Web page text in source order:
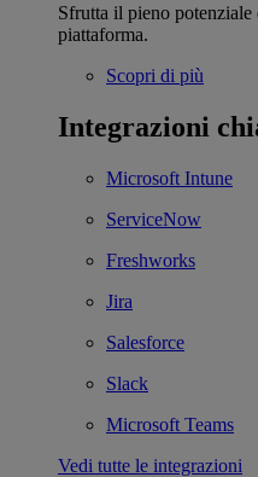
Sfrutta il pieno
piattaforma.
Scopri di più
Integrazioni
Microsoft Intune
ServiceNow
Freshworks
Jira
Salesforce
Slack
Microsoft Teams
Vedi tutte le integrazioni